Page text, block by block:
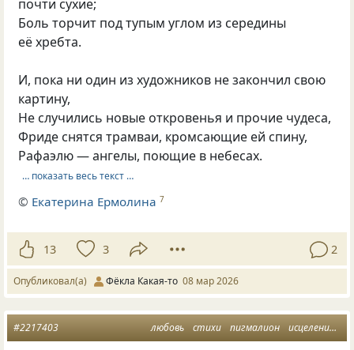
почти сухие;
Боль торчит под тупым углом из середины
её хребта.
И, пока ни один из художников не закончил свою
картину,
Не случились новые откровенья и прочие чудеса,
Фриде снятся трамваи, кромсающие ей спину,
Рафаэлю — ангелы, поющие в небесах.
… показать весь текст …
© Екатерина Ермолина 7
13 3 2
Опубликовал(а) Фёкла Какая-то 08 мар 2026
любовь стихи пигмалион исцеление души
#2217403